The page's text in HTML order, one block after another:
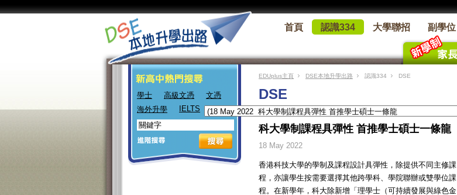
首頁 認識334 大學聯招 副學位
學士 高級文憑
文憑
海外升學
IELTS
EDUplus主頁 DSE本地升學出路 認識334 DSE
DSE
科大學制課程具彈性 首推學士碩士一條龍
18 May 2022
香港科技大學的學制及課程設計具彈性，除提供不同主修課
程，亦讓學生按需要選擇其他跨學科、學院聯辦或雙學位課
程。在新學年，科大除新增「理學士（可持續發展與綠色金